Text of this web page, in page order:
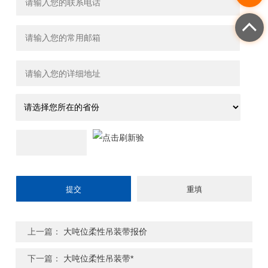
上一篇： 大吨位柔性吊装带报价
下一篇： 大吨位柔性吊装带*